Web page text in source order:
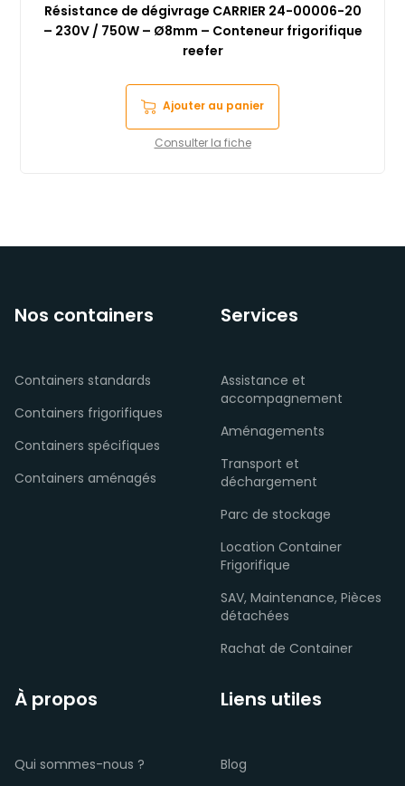
Résistance de dégivrage CARRIER 24-00006-20
– 230V / 750W – Ø8mm – Conteneur frigorifique
reefer
Ajouter au panier
Consulter la fiche
Nos containers
Containers standards
Containers frigorifiques
Containers spécifiques
Containers aménagés
Services
Assistance et
accompagnement
Aménagements
Transport et
déchargement
Parc de stockage
Location Container
Frigorifique
SAV, Maintenance, Pièces
détachées
Rachat de Container
À propos
Qui sommes-nous ?
Liens utiles
Blog